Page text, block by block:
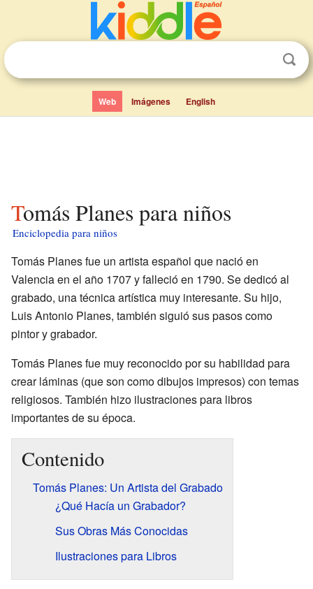
Web Imágenes English
Tomás Planes para niños
Enciclopedia para niños
Tomás Planes fue un artista español que nació en
Valencia en el año 1707 y falleció en 1790. Se dedicó al
grabado, una técnica artística muy interesante. Su hijo,
Luis Antonio Planes, también siguió sus pasos como
pintor y grabador.
Tomás Planes fue muy reconocido por su habilidad para
crear láminas (que son como dibujos impresos) con temas
religiosos. También hizo ilustraciones para libros
importantes de su época.
Contenido
Tomás Planes: Un Artista del Grabado
¿Qué Hacía un Grabador?
Sus Obras Más Conocidas
Ilustraciones para Libros